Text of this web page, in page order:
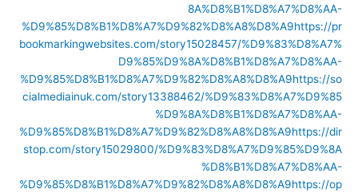
8A%D8%B1%D8%A7%D8%AA-
%D9%85%D8%B1%D8%A7%D9%82%D8%A8%D8%A9https://pr
bookmarkingwebsites.com/story15028457/%D9%83%D8%A7%
D9%85%D9%8A%D8%B1%D8%A7%D8%AA-
%D9%85%D8%B1%D8%A7%D9%82%D8%A8%D8%A9https://so
cialmediainuk.com/story13388462/%D9%83%D8%A7%D9%85
%D9%8A%D8%B1%D8%A7%D8%AA-
%D9%85%D8%B1%D8%A7%D9%82%D8%A8%D8%A9https://dir
stop.com/story15029800/%D9%83%D8%A7%D9%85%D9%8A
%D8%B1%D8%A7%D8%AA-
%D9%85%D8%B1%D8%A7%D9%82%D8%A8%D8%A9https://op